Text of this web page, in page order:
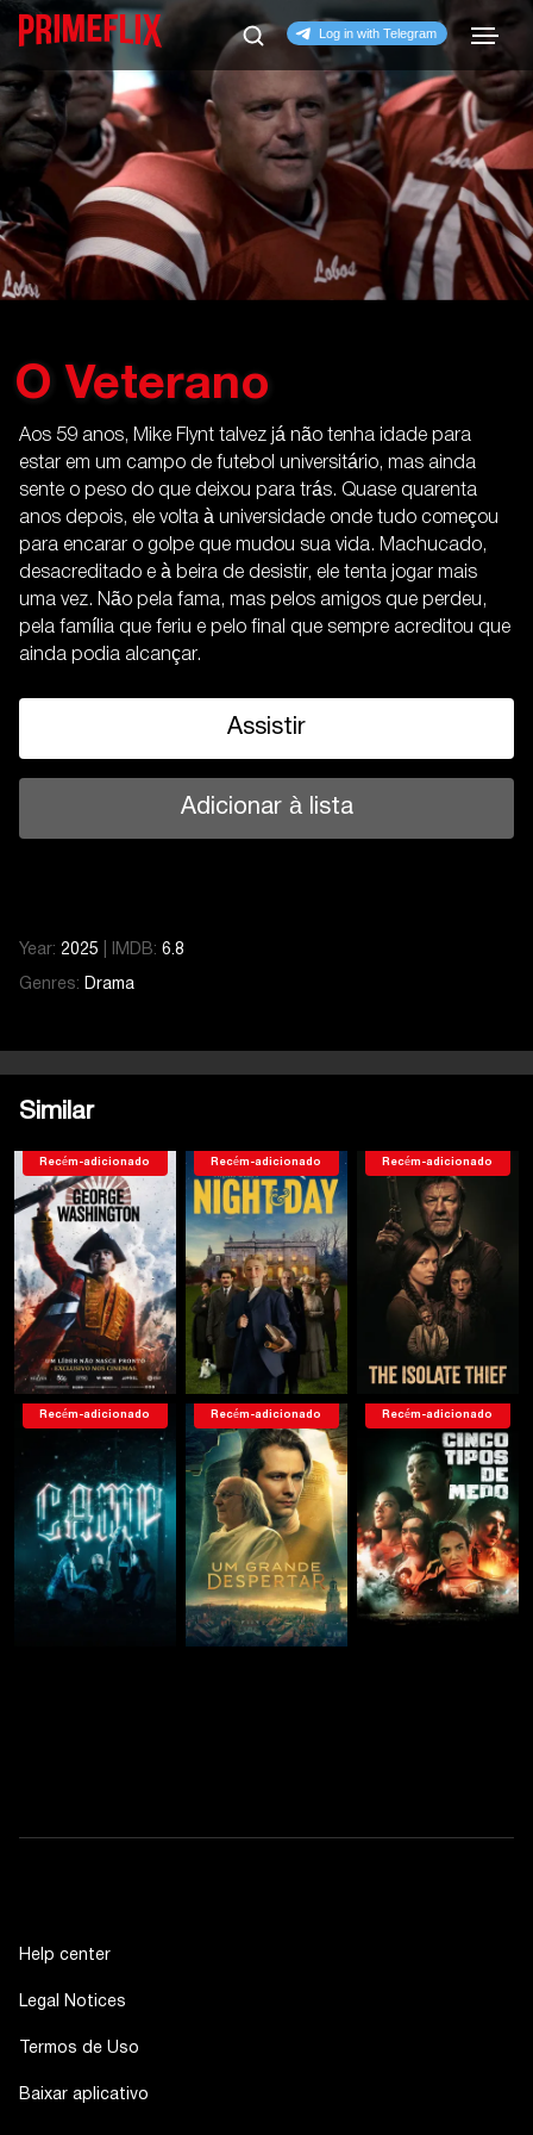
O Veterano
Aos 59 anos, Mike Flynt talvez já não tenha idade para
estar em um campo de futebol universitário, mas ainda
sente o peso do que deixou para trás. Quase quarenta
anos depois, ele volta à universidade onde tudo começou
para encarar o golpe que mudou sua vida. Machucado,
desacreditado e à beira de desistir, ele tenta jogar mais
uma vez. Não pela fama, mas pelos amigos que perdeu,
pela família que feriu e pelo final que sempre acreditou que
ainda podia alcançar.
Assistir
Adicionar à lista
Year: 2025 IMDB: 6.8
Genres: Drama
Similar
Recém-adicionado Recém-adicionado Recém-adicionado
Recém-adicionado Recém-adicionado Recém-adicionado
Help center
Legal Notices
Termos de Uso
Baixar aplicativo